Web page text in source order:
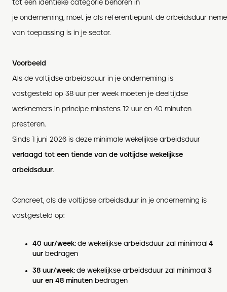
tot een identieke categorie behoren in
je onderneming, moet je als referentiepunt de arbeidsduur
van toepassing is in je sector.
Voorbeeld
Als de voltijdse arbeidsduur in je onderneming is
vastgesteld op 38 uur per week moeten je deeltijdse
werknemers in principe minstens 12 uur en 40 minuten
presteren.
Sinds 1 juni 2026 is deze minimale wekelijkse arbeidsduur
verlaagd tot een tiende van de voltijdse wekelijkse
arbeidsduur.
Concreet, als de voltijdse arbeidsduur in je onderneming is
vastgesteld op:
40 uur/week: de wekelijkse arbeidsduur zal minimaal 4
uur bedragen
38 uur/week: de wekelijkse arbeidsduur zal minimaal 3
uur en 48 minuten bedragen